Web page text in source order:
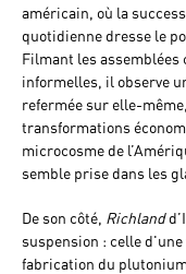
américain, où la
quotidienne dresse le
Filmant les assemblées
informelles, il observe
refermée sur elle-
transformations
microcosme de
semble prise dans les
De son côté, Richland
suspension : celle
fabrication du